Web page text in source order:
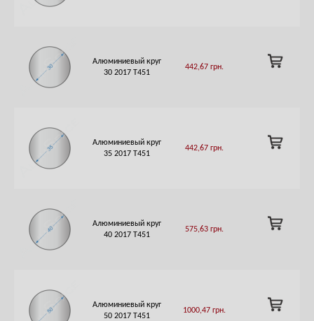
Алюминиевый круг
30 2017 T451
442,67 грн.
ADD
TO
Алюминиевый круг
35 2017 T451
442,67 грн.
ADD
TO
Алюминиевый круг
40 2017 T451
575,63 грн.
ADD
TO
Алюминиевый круг
50 2017 T451
1000,47 грн.
ADD
TO